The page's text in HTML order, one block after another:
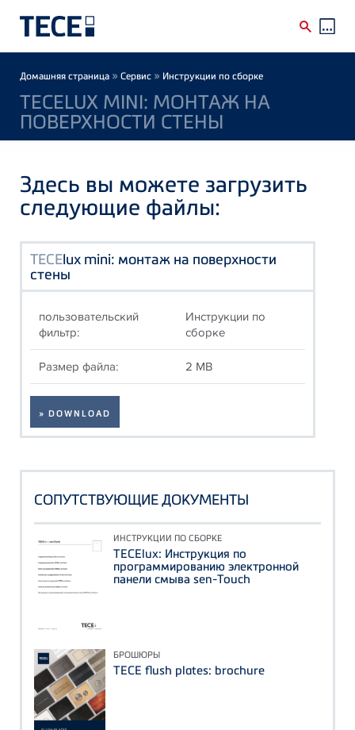
Breadcrumb
Домашняя страница » Сервис » Инструкции по сборке
TECELUX MINI: МОНТАЖ НА
ПОВЕРХНОСТИ СТЕНЫ
Здесь вы можете загрузить
следующие файлы:
TECElux mini: монтаж на поверхности
стены
пользовательский
фильтр:
Инструкции по
сборке
Размер файла: 2 MB
» DOWNLOAD
СОПУТСТВУЮЩИЕ ДОКУМЕНТЫ
ИНСТРУКЦИИ ПО СБОРКЕ
TECElux: Инструкция по
программированию электронной
панели смыва sen-Touch
БРОШЮРЫ
TECE flush plates: brochure